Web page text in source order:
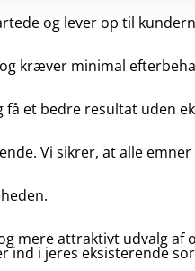
og lever op til
kræver minimal
et bedre resultat uden
Vi sikrer, at alle
mere attraktivt udvalg
ind i jeres eksisterende